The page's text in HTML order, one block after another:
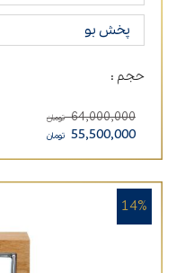
پخش بو
حجم :
64,000,000 تومان
55,500,000 تومان
14%